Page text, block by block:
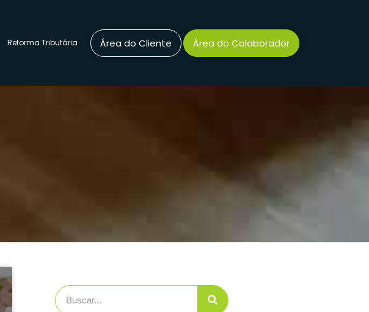
Reforma Tributária Área do Cliente Área do Colaborador